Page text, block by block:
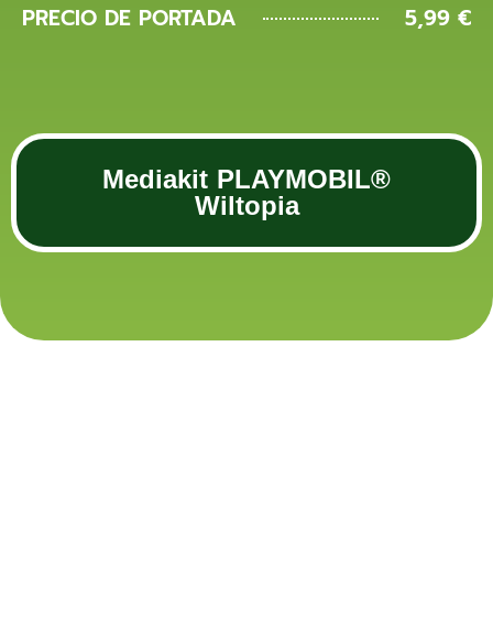
PRECIO DE PORTADA
5,99 €
Mediakit PLAYMOBIL®
Wiltopia